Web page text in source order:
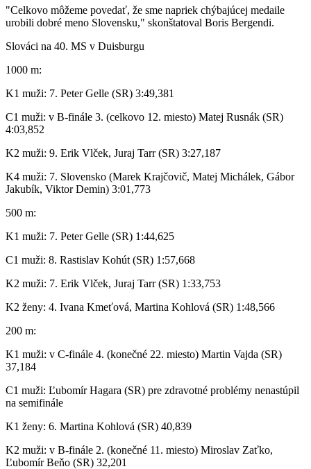
"Celkovo môžeme povedať, že sme napriek chýbajúcej medaile
urobili dobré meno Slovensku," skonštatoval Boris Bergendi.
Slováci na 40. MS v Duisburgu
1000 m:
K1 muži: 7. Peter Gelle (SR) 3:49,381
C1 muži: v B-finále 3. (celkovo 12. miesto) Matej Rusnák (SR)
4:03,852
K2 muži: 9. Erik Vlček, Juraj Tarr (SR) 3:27,187
K4 muži: 7. Slovensko (Marek Krajčovič, Matej Michálek, Gábor
Jakubík, Viktor Demin) 3:01,773
500 m:
K1 muži: 7. Peter Gelle (SR) 1:44,625
C1 muži: 8. Rastislav Kohút (SR) 1:57,668
K2 muži: 7. Erik Vlček, Juraj Tarr (SR) 1:33,753
K2 ženy: 4. Ivana Kmeťová, Martina Kohlová (SR) 1:48,566
200 m:
K1 muži: v C-finále 4. (konečné 22. miesto) Martin Vajda (SR)
37,184
C1 muži: Ľubomír Hagara (SR) pre zdravotné problémy nenastúpil
na semifinále
K1 ženy: 6. Martina Kohlová (SR) 40,839
K2 muži: v B-finále 2. (konečné 11. miesto) Miroslav Zaťko,
Ľubomír Beňo (SR) 32,201